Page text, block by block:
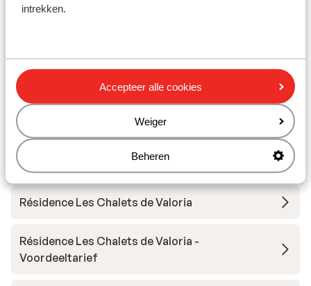
intrekken.
Accepteer alle cookies
Weiger
Beheren
Village Club Neaclub La Pulka
Residence Les Angeliers
Résidence Les Chalets de Valoria
Résidence Les Chalets de Valoria -
Voordeeltarief